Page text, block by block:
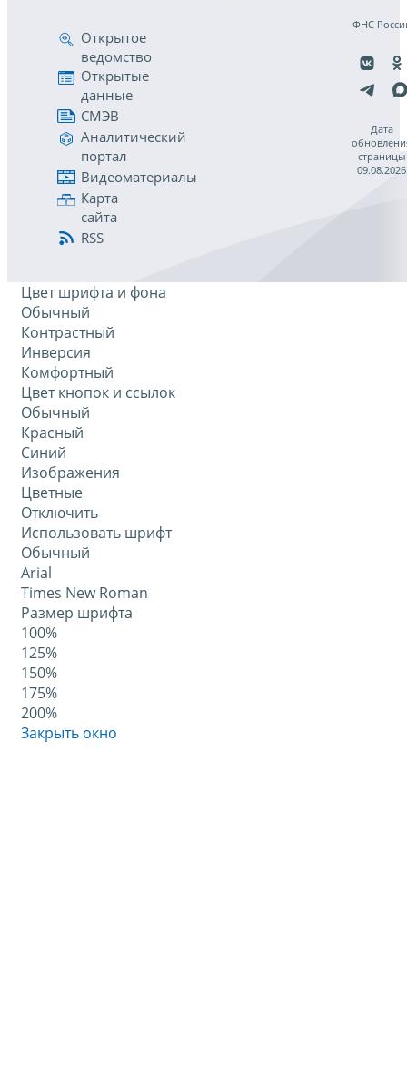
Открытое
ведомство
Открытые
данные
СМЭВ
Аналитический
портал
Видеоматериалы
Карта
сайта
RSS
ФНС
Дата
страницы
09.08.2026
Цвет шрифта и фона
Обычный
Контрастный
Инверсия
Комфортный
Цвет кнопок и ссылок
Обычный
Красный
Синий
Изображения
Цветные
Отключить
Использовать шрифт
Обычный
Arial
Times New Roman
Размер шрифта
100%
125%
150%
175%
200%
Закрыть окно